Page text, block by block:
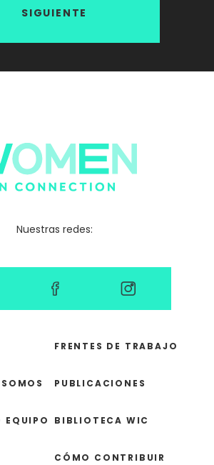
SIGUIENTE
Nuestras redes:
EQUIPO
FRENTES DE TRABAJO
PUBLICACIONES
BIBLIOTECA WIC
CÓMO CONTRIBUIR